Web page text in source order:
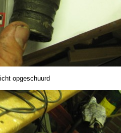
opgeschuurd